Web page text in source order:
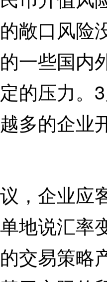
敞口风险
一些国内
的压力。
多的企业
企业应
地说汇率
交易策略